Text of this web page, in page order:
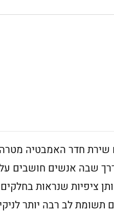
חדר האמבטיה מטרה
שבה אנשים חושבים על
ציפיות שנראות
לב רבה יותר